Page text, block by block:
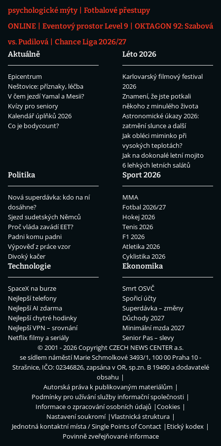
psychologické mýty
Fotbalové přestupy
ONLINE
Eventový prostor Level 9
OKTAGON 92: Szabová
vs. Pudilová
Chance Liga 2026/27
Aktuálně
Epicentrum
Neštovice: příznaky, léčba
V čem jezdí Yamal a Mesii?
Kvízy pro seniory
Kalendář úplňků 2026
Co je bodycount?
Léto 2026
Karlovarský filmový festival
2026
Znamení, že jste potkali
někoho z minulého života
Astronomické úkazy 2026:
zatmění slunce a další
Jak obléci miminko při
vysokých teplotách?
Jak na dokonalé letní mojito
6 lehkých letních salátů
Politika
Nová superdávka: kdo na ní
dosáhne?
Sjezd sudetských Němců
Proč vláda zavádí EET?
Padni komu padni
Výpověď z práce vzor
Divoký kačer
Sport 2026
MMA
Fotbal 2026/27
Hokej 2026
Tenis 2026
F1 2026
Atletika 2026
Cyklistika 2026
Technologie
SpaceX na burze
Nejlepší telefony
Nejlepší AI zdarma
Nejlepší chytré hodinky
Nejlepší VPN – srovnání
Netflix filmy a seriály
Ekonomika
Smrt OSVČ
Spořicí účty
Superdávka – změny
Důchody 2027
Minimální mzda 2027
Senior Pas – slevy
© 2001 - 2026 CopyrightCZECH NEWS CENTER a.s.
se sídlem náměstí Marie Schmolkové 3493/1, 100 00 Praha 10 -
Strašnice, IČO: 02346826, zapsána v OR, sp.zn. B 19490 a dodavatelé
obsahu
Autorská práva k publikovaným materiálům
Podmínky pro užívání služby informační společnosti
Informace o zpracování osobních údajů
Cookies
Nastavení soukromí
Vlastnická struktura
Jednotná kontaktní místa / Single Points of Contact
Etický kodex
Povinně zveřejňované informace